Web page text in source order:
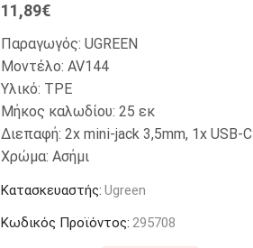
11,89€
Παραγωγός: UGREEN
Μοντέλο: AV144
Υλικό: TPE
Μήκος καλωδίου: 25 εκ
Διεπαφή: 2x mini-jack 3,5mm, 1x USB-C
Χρώμα: Ασήμι
Κατασκευαστής: Ugreen
Κωδικός Προϊόντος: 295708